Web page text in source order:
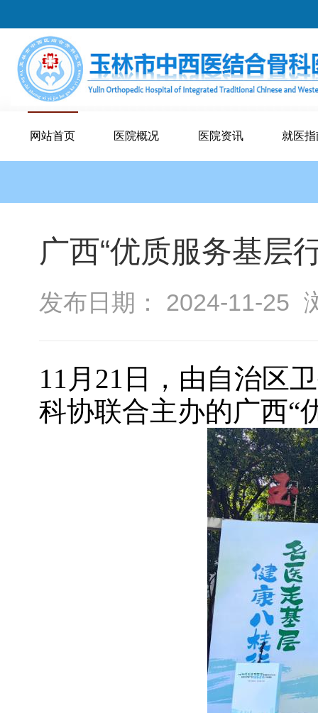
网站首页 医院概况 医院资讯 就医
广西“优质服务基层
发布日期： 2024-11-25
11月21日，由自治区
科协联合主办的广西“